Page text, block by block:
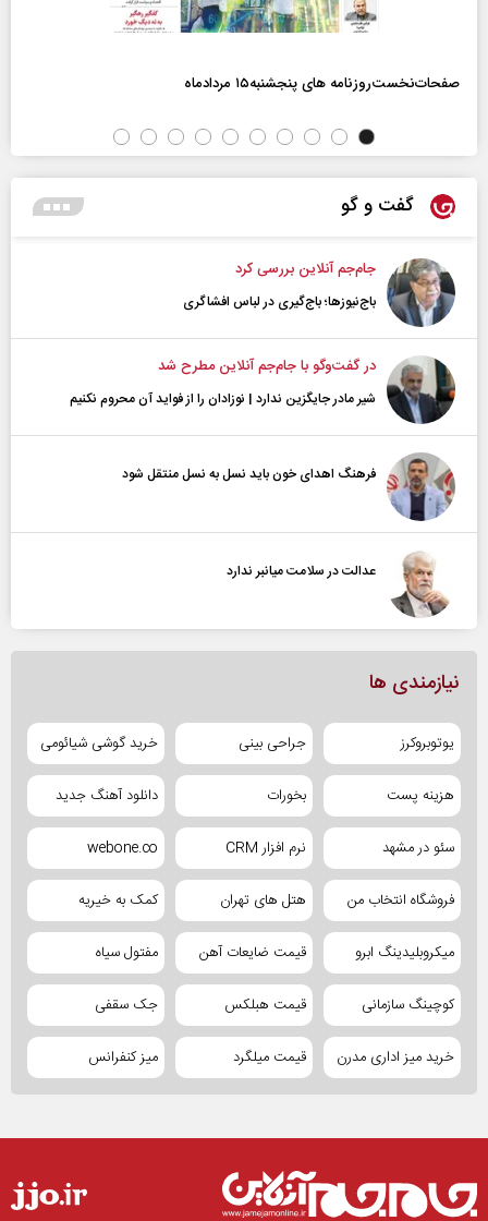
صفحات‌نخست‌روزنامه ها‌ی پنجشنبه‌۱۵ مردادماه
گفت و گو
جام‌جم آنلاین بررسی کرد
باج‌نیوزها؛ باج‌گیری در لباس افشاگری
در گفت‌و‌گو با جام‌جم آنلاین مطرح شد
شیر مادر جایگزین ندارد | نوزادان را از فواید آن محروم نکنیم
فرهنگ اهدای خون باید نسل به نسل منتقل شود
عدالت در سلامت میانبر ندارد
نیازمندی ها
یوتوبروکرز جراحی بینی خرید گوشی شیائومی
هزینه پست بخورات دانلود آهنگ جدید
سئو در مشهد نرم افزار CRM webone.co
فروشگاه انتخاب من هتل های تهران کمک به خیریه
میکروبلیدینگ ابرو قیمت ضایعات آهن مفتول سیاه
کوچینگ سازمانی قیمت هبلکس جک سقفی
خرید میز اداری مدرن قیمت میلگرد میز کنفرانس